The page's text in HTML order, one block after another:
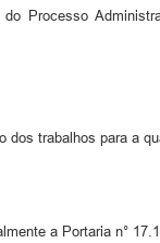
Processo
trabalhos para a
a Portaria n°